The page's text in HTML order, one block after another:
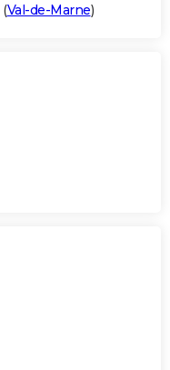
(Val-de-Marne)